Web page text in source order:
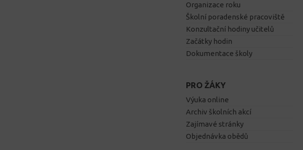
Organizace roku
Školní poradenské pracoviště
Konzultační hodiny učitelů
Začátky hodin
Dokumentace školy
PRO ŽÁKY
Výuka online
Archiv školních akcí
Zajímavé stránky
Objednávka obědů